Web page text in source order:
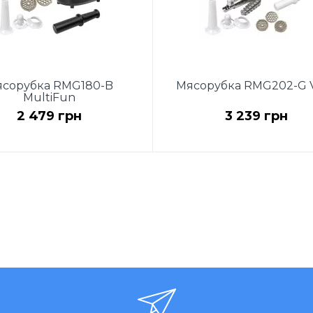
RMG180-B
MultiFun
2 479 грн
Мясорубка RMG202-G
3 239 грн